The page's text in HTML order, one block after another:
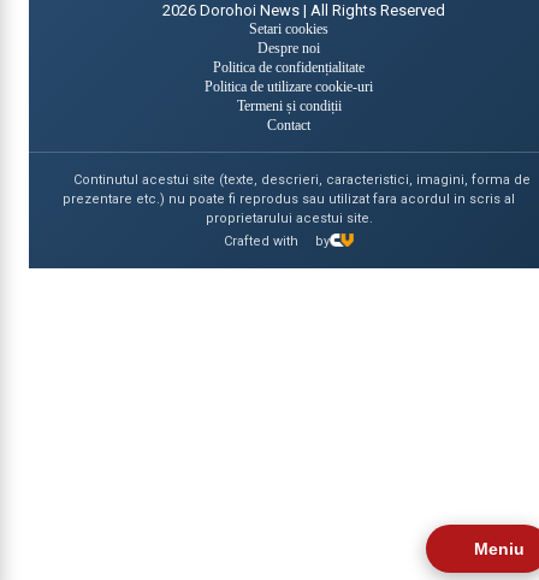
Meniu
2026 Dorohoi News | All Rights Reserved
Setari cookies
Despre noi
Politica de confidențialitate
Politica de utilizare cookie-uri
Termeni și condiții
Contact
Continutul acestui site (texte, descrieri, caracteristici, imagini, forma de
prezentare etc.) nu poate fi reprodus sau utilizat fara acordul in scris al
proprietarului acestui site.
Crafted with
by